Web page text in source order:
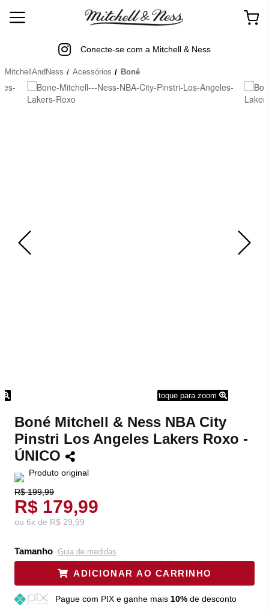
Conecte-se com a Mitchell & Ness
MitchellAndNess Acessórios Boné
toque para zoom
Boné Mitchell & Ness NBA City
Pinstri Los Angeles Lakers Roxo -
ÚNICO
Produto original
R$ 199,99
R$ 179,99
ou 6x de R$ 29,99
Tamanho Guia de medidas
ADICIONAR AO CARRINHO
Pague com PIX e ganhe mais 10%de desconto